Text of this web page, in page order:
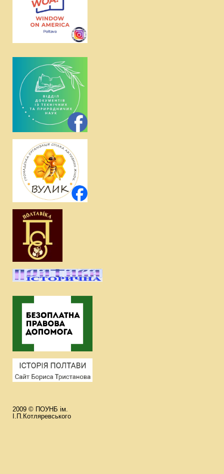
2009 © ПОУНБ ім.
І.П.Котляревського